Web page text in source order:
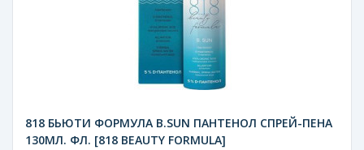
818 БЬЮТИ ФОРМУЛА B.SUN ПАНТЕНОЛ СПРЕЙ-ПЕНА
130МЛ. ФЛ. [818 BEAUTY FORMULA]